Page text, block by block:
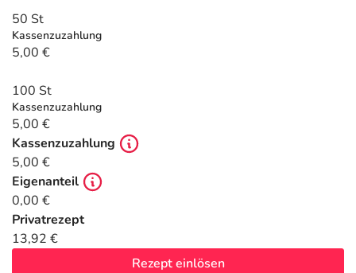
Tierapotheke
Vitamine & Mineralstoffe
Marken
Salus Deals
50 St
Kassenzuzahlung
5,00 €
100 St
Kassenzuzahlung
5,00 €
Kassenzuzahlung
5,00 €
Eigenanteil
0,00 €
Privatrezept
13,92 €
Rezept einlösen